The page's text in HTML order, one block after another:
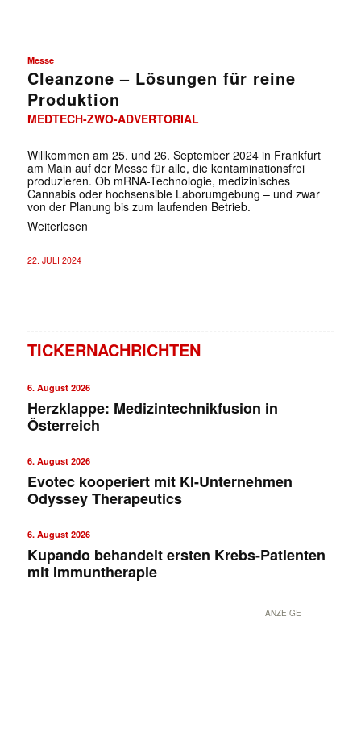
Messe
Cleanzone – Lösungen für reine
Produktion
MEDTECH-ZWO-ADVERTORIAL
Willkommen am 25. und 26. September 2024 in Frankfurt
am Main auf der Messe für alle, die kontaminationsfrei
produzieren. Ob mRNA-Technologie, medizinisches
Cannabis oder hochsensible Laborumgebung – und zwar
von der Planung bis zum laufenden Betrieb.
Weiterlesen
22. JULI 2024
TICKERNACHRICHTEN
6. August 2026
Herzklappe: Medizintechnikfusion in
Österreich
6. August 2026
Evotec kooperiert mit KI-Unternehmen
Odyssey Therapeutics
6. August 2026
Kupando behandelt ersten Krebs-Patienten
mit Immuntherapie
ANZEIGE